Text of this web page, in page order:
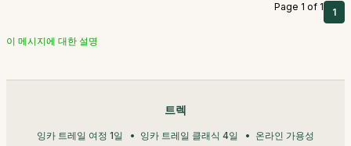
Page 1 of 1 1
이 메시지에 대한 설명
트렉
잉카 트레일 여정 1일 잉카 트레일 클래식 4일
온라인 가용성